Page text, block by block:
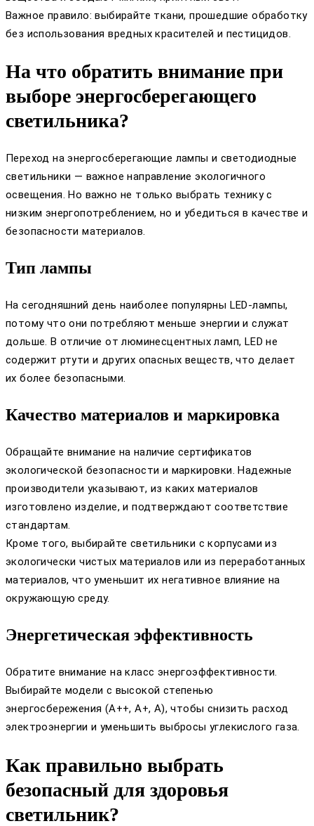
Важное правило: выбирайте ткани, прошедшие обработку
без использования вредных красителей и пестицидов.
На что обратить внимание при
выборе энергосберегающего
светильника?
Переход на энергосберегающие лампы и светодиодные
светильники — важное направление экологичного
освещения. Но важно не только выбрать технику с
низким энергопотреблением, но и убедиться в качестве и
безопасности материалов.
Тип лампы
На сегодняшний день наиболее популярны LED-лампы,
потому что они потребляют меньше энергии и служат
дольше. В отличие от люминесцентных ламп, LED не
содержит ртути и других опасных веществ, что делает
их более безопасными.
Качество материалов и маркировка
Обращайте внимание на наличие сертификатов
экологической безопасности и маркировки. Надежные
производители указывают, из каких материалов
изготовлено изделие, и подтверждают соответствие
стандартам.
Кроме того, выбирайте светильники с корпусами из
экологически чистых материалов или из переработанных
материалов, что уменьшит их негативное влияние на
окружающую среду.
Энергетическая эффективность
Обратите внимание на класс энергоэффективности.
Выбирайте модели с высокой степенью
энергосбережения (A++, A+, A), чтобы снизить расход
электроэнергии и уменьшить выбросы углекислого газа.
Как правильно выбрать
безопасный для здоровья
светильник?